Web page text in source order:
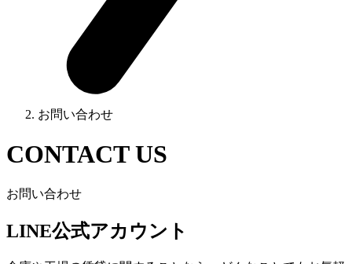
お問い合わせ
CONTACT US
お問い合わせ
LINE公式アカウント